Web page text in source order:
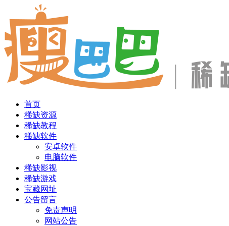
首页
稀缺资源
稀缺教程
稀缺软件
安卓软件
电脑软件
稀缺影视
稀缺游戏
宝藏网址
公告留言
免责声明
网站公告